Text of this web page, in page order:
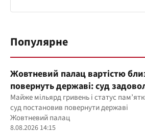
Популярне
Жовтневий палац вартістю
повернуть державі: суд
прокуратури
Майже мільярд гривень і статус
суд постановив повернути державі
Жовтневий палац
8.08.2026 14:15